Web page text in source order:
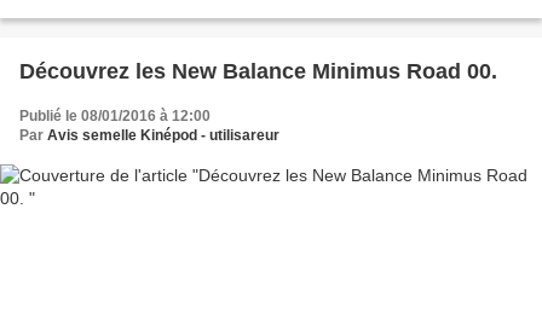
Découvrez les New Balance Minimus Road 00.
Publié le 08/01/2016 à 12:00
Par Avis semelle Kinépod - utilisareur